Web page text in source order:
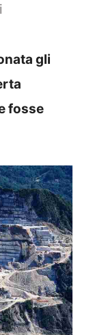
gli
fosse